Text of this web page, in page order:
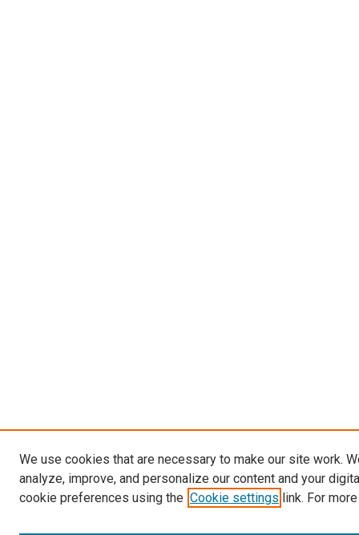
We use cookies that are necessary to make our site work.
analyze, improve, and personalize our content and your
cookie preferences using the Cookie settings link. For